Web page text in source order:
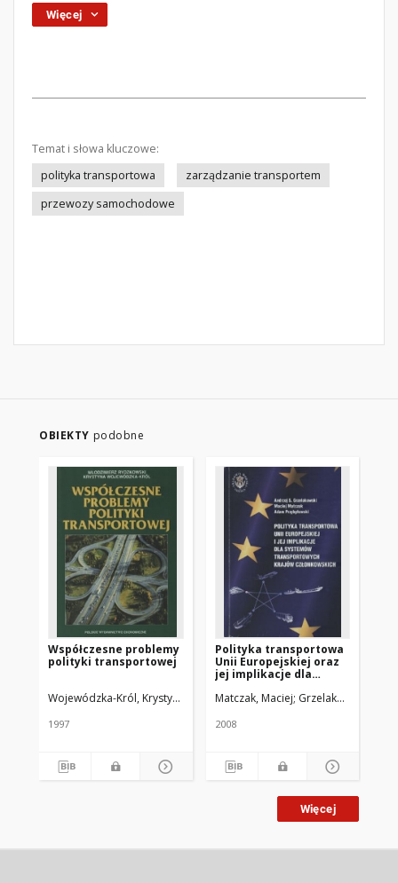
Więcej
Temat i słowa kluczowe:
polityka transportowa
zarządzanie transportem
przewozy samochodowe
OBIEKTY podobne
Współczesne problemy
polityki transportowej
Wojewódzka-Król, Krystyna Rydzykowski, Włodzimierz
1997
Polityka transportowa
Unii Europejskiej oraz
jej implikacje dla
transportowych krajów
Matczak, Maciej Grzelakowski,
2008
Więcej